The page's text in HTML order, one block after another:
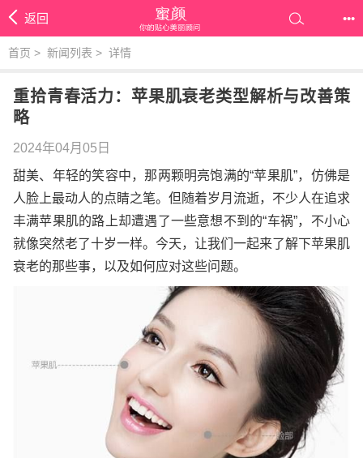
返回 •••
首页 > 新闻列表 > 详情
重拾青春活力：苹果肌衰老类型解析与改善策
略
2024年04月05日
甜美、年轻的笑容中，那两颗明亮饱满的“苹果肌”，仿佛是
人脸上最动人的点睛之笔。但随着岁月流逝，不少人在追求
丰满苹果肌的路上却遭遇了一些意想不到的“车祸”，不小心
就像突然老了十岁一样。今天，让我们一起来了解下苹果肌
衰老的那些事，以及如何应对这些问题。